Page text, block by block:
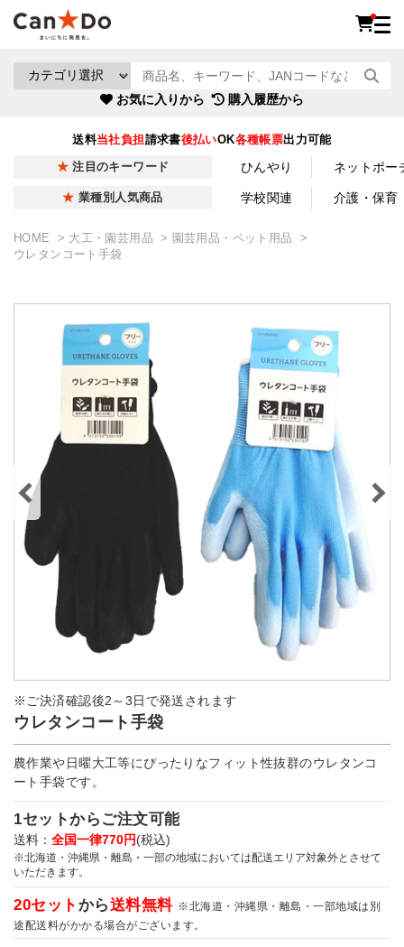
お気に入りから 購入履歴から
送料当社負担請求書後払いOK各種帳票出力可能
注目のキーワード ひんやり ネットポー
業種別人気商品 学校関連 介護・保育
HOME 大工・園芸用品
園芸用品・ペット用品
ウレタンコート手袋
※ご決済確認後2～3日で発送されます
ウレタンコート手袋
農作業や日曜大工等にぴったりなフィット性抜群のウレタンコ
ート手袋です。
1セットからご注文可能
送料： 全国一律770円(税込)
※北海道・沖縄県・離島・一部の地域においては配送エリア対象外とさせて
いただきます。
20セット から送料無料 ※北海道・沖縄県・離島・一部地域は別
途配送料がかかる場合がございます。